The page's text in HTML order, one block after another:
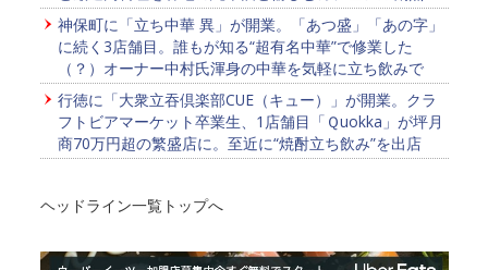
神保町に「立ち中華 異」が開業。「あつ盛」「あの字」
に続く3店舗目。誰もが知る“超有名中華”で修業した
（？）オーナー中村氏渾身の中華を気軽に立ち飲みで
行徳に「大衆立吞倶楽部CUE（キュー）」が開業。クラ
フトビアマーケット卒業生、1店舗目「Ｑuokka」が坪月
商70万円超の繁盛店に。至近に“焼酎立ち飲み”を出店
ヘッドライン一覧トップへ